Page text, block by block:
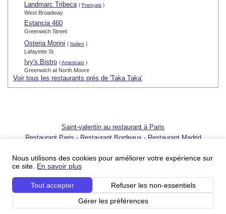
Landmarc Tribeca ( Français )
West Broadway
Estancia 460
Greenwich Street
Osteria Morini ( Italien )
Lafayette St
Ivy's Bistro (Americain )
Greenwich at North Moore
Voir tous les restaurants près de 'Taka Taka'
Saint-valentin au restaurant à Paris
Restaurant Paris - Restaurant Bordeaux - Restaurant Madrid
interdite
Ajouter votre restaurant
Conditions du service-Conditions du service pour les professionnels-Politique sur
la vie privée-Votre publicité sur SortirAuResto.com-SortirAuResto recrute
Nos partenaires : Les restos – guide de restaurants
Nous utilisons des cookies pour améliorer votre expérience sur
ce site. En savoir plus
Tout accepter
Refuser les non-essentiels
Gérer les préférences